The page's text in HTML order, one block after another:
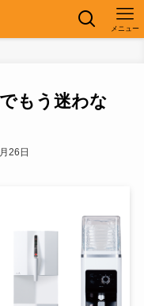
メニュー
もう迷わな
26日